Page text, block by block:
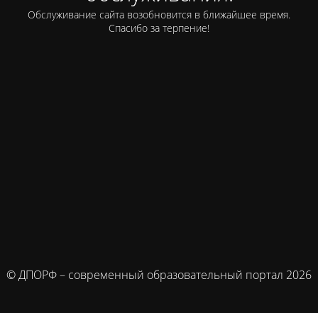
Обслуживание сайта возобновится в ближайшее время.
Спасибо за терпение!
© ДПОРФ – современный образовательный портал 2026